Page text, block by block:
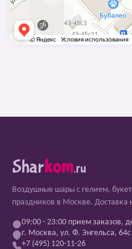
Sharkom.ru
Воздушные шары с гелием,
праздников в Москве. Доставка
09:00 - 23:00 прием заказов,
г. Москва, ул. Ф. Энгельса,
+7 (495) 120-11-26